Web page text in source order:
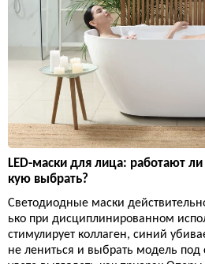
LED-маски для лица: работают
кую выбрать?
Светодиодные маски
ько при дисциплинированном
стимулирует коллаген, синий
не лениться и выбрать модель